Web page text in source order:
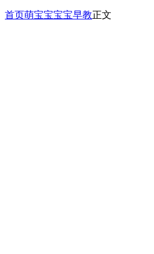
首页萌宝宝宝宝早教正文